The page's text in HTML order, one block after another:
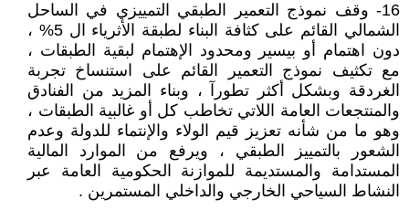
16- وقف نموذج التعمير الطبقي التمييزي في الساحل
الشمالي القائم على كثافة البناء لطبقة الأثرياء ال 5% ،
دون اهتمام أو بيسير ومحدود الإهتمام لبقية الطبقات ،
مع تكثيف نموذج التعمير القائم على استنساخ تجربة
الغردقة وبشكل أكثر تطورآ ، وبناء المزيد من الفنادق
والمنتجعات العامة اللاتي تخاطب كل أو غالبية الطبقات ،
وهو ما من شأنه تعزيز قيم الولاء والإنتماء للدولة وعدم
الشعور بالتمييز الطبقي ، ويرفع من الموارد المالية
المستدامة والمستديمة للموازنة الحكومية العامة عبر
النشاط السياحي الخارجي والداخلي المستمرين .